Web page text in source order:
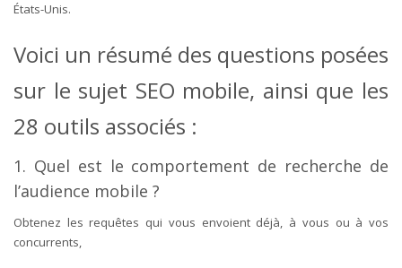
États-Unis.
Voici un résumé des questions posées
sur le sujet SEO mobile, ainsi que les
28 outils associés :
1. Quel est le comportement de recherche de
l’audience mobile ?
Obtenez les requêtes qui vous envoient déjà, à vous ou à vos
concurrents,